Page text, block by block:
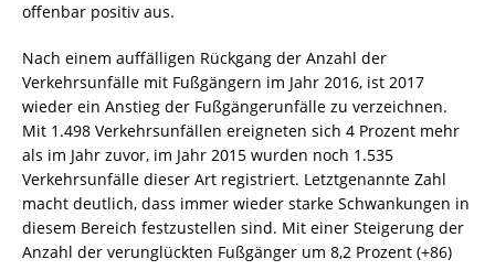
offenbar positiv aus.
Nach einem auffälligen Rückgang der Anzahl der
Verkehrsunfälle mit Fußgängern im Jahr 2016, ist 2017
wieder ein Anstieg der Fußgängerunfälle zu verzeichnen.
Mit 1.498 Verkehrsunfällen ereigneten sich 4 Prozent mehr
als im Jahr zuvor, im Jahr 2015 wurden noch 1.535
Verkehrsunfälle dieser Art registriert. Letztgenannte Zahl
macht deutlich, dass immer wieder starke Schwankungen in
diesem Bereich festzustellen sind. Mit einer Steigerung der
Anzahl der verunglückten Fußgänger um 8,2 Prozent (+86)